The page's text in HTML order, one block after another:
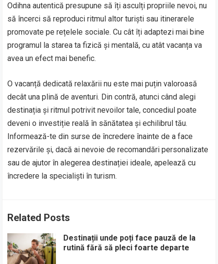
Odihna autentică presupune să îți asculți propriile nevoi, nu
să încerci să reproduci ritmul altor turiști sau itinerarele
promovate pe rețelele sociale. Cu cât îți adaptezi mai bine
programul la starea ta fizică și mentală, cu atât vacanța va
avea un efect mai benefic.
O vacanță dedicată relaxării nu este mai puțin valoroasă
decât una plină de aventuri. Din contră, atunci când alegi
destinația și ritmul potrivit nevoilor tale, concediul poate
deveni o investiție reală în sănătatea și echilibrul tău.
Informează-te din surse de încredere înainte de a face
rezervările și, dacă ai nevoie de recomandări personalizate
sau de ajutor în alegerea destinației ideale, apelează cu
încredere la specialiști în turism.
Related Posts
Destinații unde poți face pauză de la
rutină fără să pleci foarte departe